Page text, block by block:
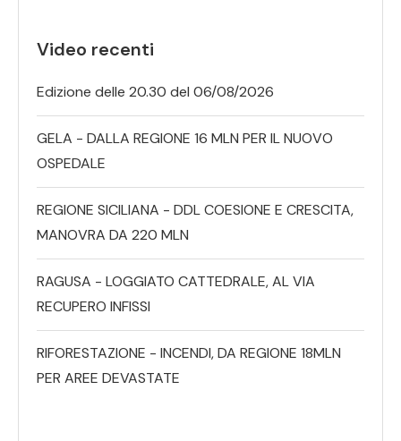
Video recenti
Edizione delle 20.30 del 06/08/2026
GELA - DALLA REGIONE 16 MLN PER IL NUOVO
OSPEDALE
REGIONE SICILIANA - DDL COESIONE E CRESCITA,
MANOVRA DA 220 MLN
RAGUSA - LOGGIATO CATTEDRALE, AL VIA
RECUPERO INFISSI
RIFORESTAZIONE - INCENDI, DA REGIONE 18MLN
PER AREE DEVASTATE